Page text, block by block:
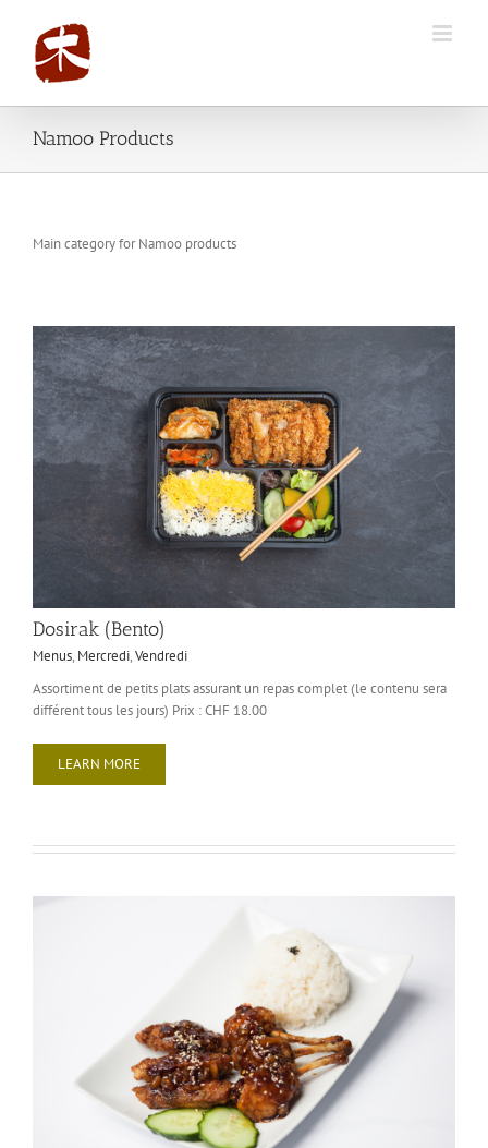
Namoo Products
Main category for Namoo products
Dosirak (Bento)
Menus, Mercredi,Vendredi
Assortiment de petits plats assurant un repas complet (le contenu sera
différent tous les jours) Prix : CHF 18.00
LEARN MORE